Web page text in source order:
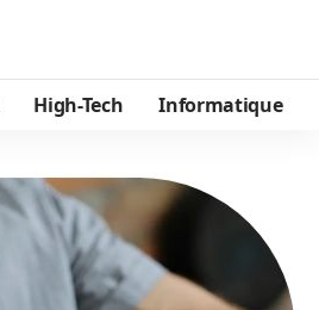
High-Tech Informatique